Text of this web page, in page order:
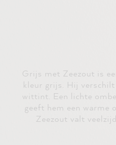
Grijs met Zeezout is
kleur grijs. Hij verschilt
wittint. Een lichte
geeft hem een warme
Zeezout valt